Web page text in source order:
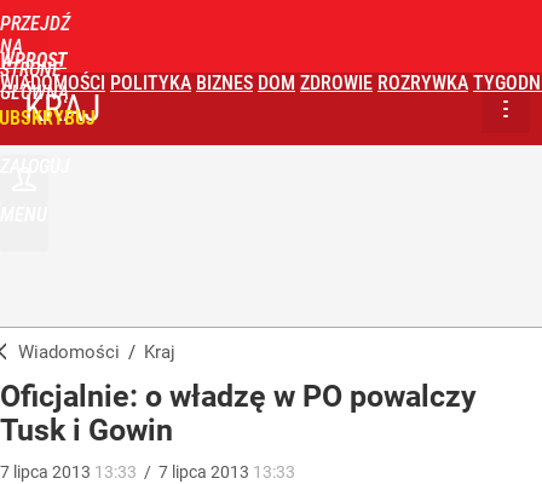
PRZEJDŹ
NA
STRONĘ
GŁÓWNĄ
WPROST
WIADOMOŚCI POLITYKA BIZNES DOM ZDROWIE ROZRYWKA
KRAJ
Wiadomości / Kraj
Oficjalnie: o władzę w PO powalczy
Tusk i Gowin
7 lipca 2013 13:33 / 7 lipca 2013 13:33